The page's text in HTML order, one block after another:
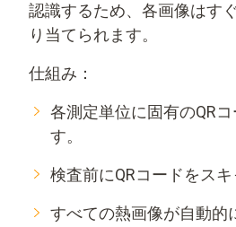
認識するため、各画像はす
り当てられます。
仕組み：
各測定単位に固有のQR
す。
検査前にQRコードをスキ
すべての熱画像が自動的